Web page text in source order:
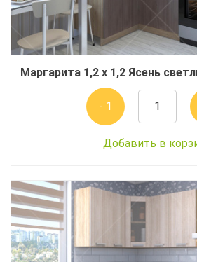
Маргарита 1,2 x 1,2 Ясень
- 1
Добавить в